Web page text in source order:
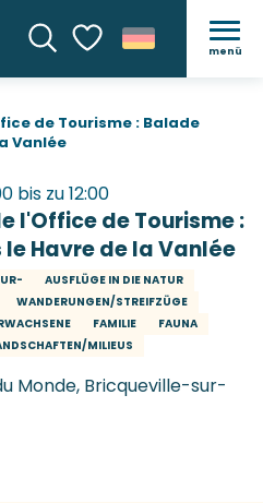
SucheVoir les favoris
menü
de Tourisme : Balade
Vanlée
bis zu 12:00
l'Office de Tourisme :
Havre de la Vanlée
AUSFLÜGE IN DIE NATUR
WANDERUNGEN/STREIFZÜGE
FAMILIE
FAUNA
MILIEUS
Monde, Bricqueville-sur-